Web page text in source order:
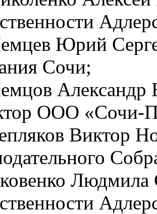
Юрий
Сочи;
Александр
ООО «Сочи-
Виктор
Людмила